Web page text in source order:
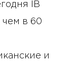
IB
чем в 60
и